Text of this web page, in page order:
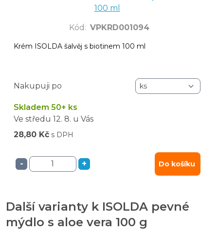
100 ml
Kód : VPKRD001094
Krém ISOLDA šalvěj s biotinem 100 ml
Nakupuji po
Skladem 50+ ks
Ve středu 12. 8. u Vás
28,80 Kč s DPH
- + Do košíku
Další varianty k ISOLDA pevné
mýdlo s aloe vera 100 g